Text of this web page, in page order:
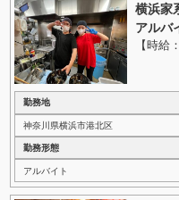
横浜家
アルバ
【時給
勤務地
神奈川県横浜市港北区
勤務形態
アルバイト